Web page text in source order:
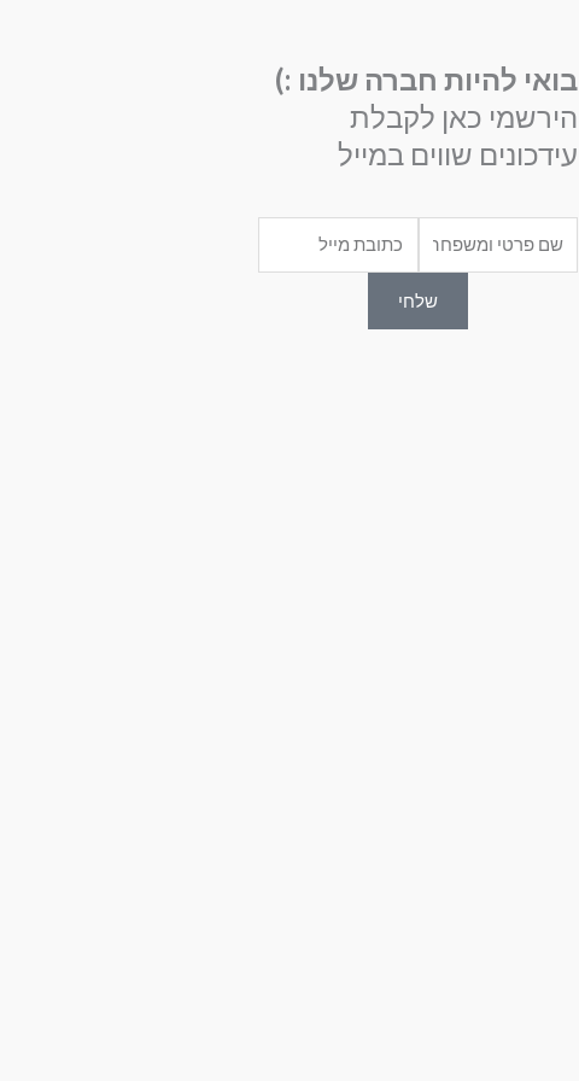
בואי להיות חברה שלנו :)
הירשמי כאן לקבלת
עידכונים שווים במייל
שלחי